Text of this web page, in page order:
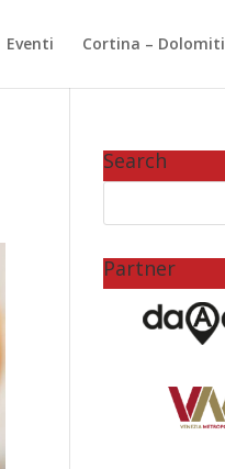
Eventi Cortina – Dolomiti
Search
Partner